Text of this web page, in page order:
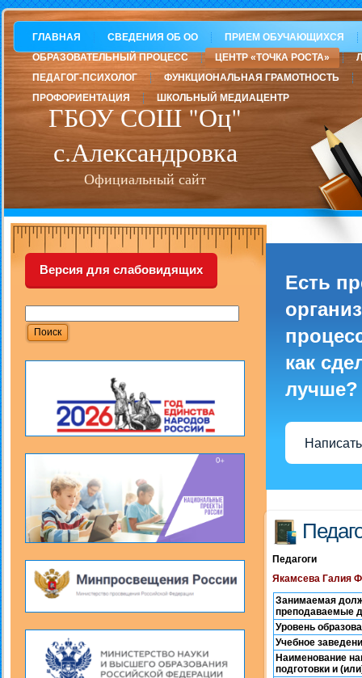
ГБОУ СОШ "Оц"
с.Александровка
Официальный сайт
ГЛАВНАЯ СВЕДЕНИЯ ОБ ОО
ПРИЕМ ОБУЧАЮЩИХСЯ
ОБРАЗОВАТЕЛЬНЫЙ ПРОЦЕСС
ЦЕНТР «ТОЧКА РОСТА»
ПЕДАГОГ-ПСИХОЛОГ
ФУНКЦИОНАЛЬНАЯ ГРАМОТНОСТЬ
ПРОФОРИЕНТАЦИЯ
ШКОЛЬНЫЙ МЕДИАЦЕНТР
Версия для слабовидящих
Есть
как
лучше?
Педагоги
Якамсева Галия
Занимаемая
преподаваемые
Уровень
Учебное
Наименование
подготовки и